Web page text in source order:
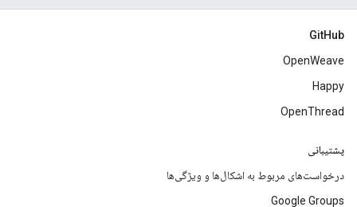
GitHub
OpenWeave
Happy
OpenThread
پشتیبانی
درخواست‌های مربوط به اشکال‌ها و ویژگی‌ها
Google Groups